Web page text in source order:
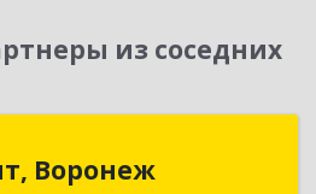
из соседних
Воронеж
Бит, Воронеж